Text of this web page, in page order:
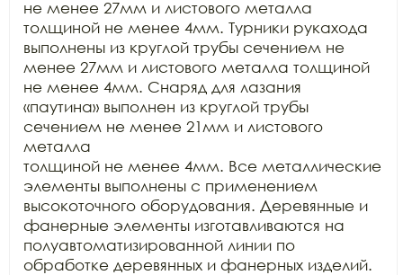
не менее 27мм и листового металла
толщиной не менее 4мм. Турники рукахода
выполнены из круглой трубы сечением не
менее 27мм и листового металла толщиной
не менее 4мм. Снаряд для лазания
«паутина» выполнен из круглой трубы
сечением не менее 21мм и листового
металла
толщиной не менее 4мм. Все металлические
элементы выполнены с применением
высокоточного оборудования. Деревянные и
фанерные элементы изготавливаются на
полуавтоматизированной линии по
обработке деревянных и фанерных изделий.